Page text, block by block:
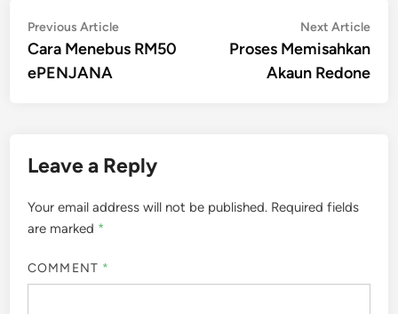
Post
navigation
Previous ArticlePrevious
article:
Cara Menebus RM50
ePENJANA
Next Article
Proses Memisahkan
Akaun Redone
Leave a Reply
Your email address will not be published. Required fields
are marked *
COMMENT *